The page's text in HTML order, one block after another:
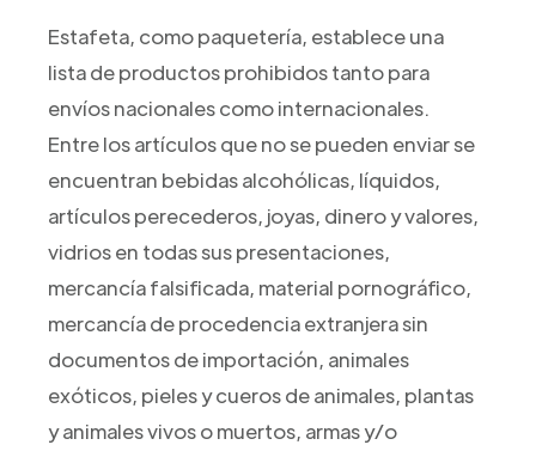
Estafeta, como paquetería, establece una
lista de productos prohibidos tanto para
envíos nacionales como internacionales.
Entre los artículos que no se pueden enviar se
encuentran bebidas alcohólicas, líquidos,
artículos perecederos, joyas, dinero y valores,
vidrios en todas sus presentaciones,
mercancía falsificada, material pornográfico,
mercancía de procedencia extranjera sin
documentos de importación, animales
exóticos, pieles y cueros de animales, plantas
y animales vivos o muertos, armas y/o